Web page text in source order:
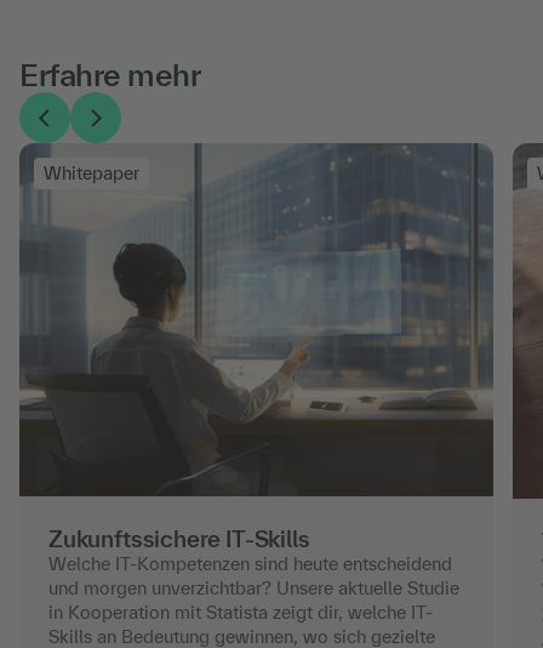
Erfahre mehr
Whitepaper
Zukunftssichere IT-Skills
Welche IT-Kompetenzen sind heute entscheidend
und morgen unverzichtbar? Unsere aktuelle Studie
in Kooperation mit Statista zeigt dir, welche IT-
Skills an Bedeutung gewinnen, wo sich gezielte